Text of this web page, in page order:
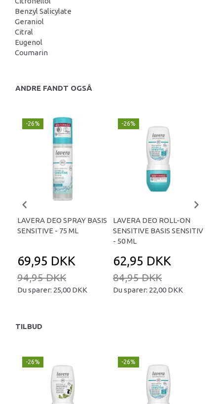
Benzyl Salicylate
Geraniol
Citral
Eugenol
Coumarin
ANDRE FANDT OGSÅ
-26%
LAVERA DEO SPRAY BASIS
SENSITIVE - 75 ML
69,95 DKK
94,95 DKK
Du sparer: 25,00 DKK
-26%
LAVERA DEO ROLL-ON
SENSITIVE BASIS SENSITIV
- 50 ML
62,95 DKK
84,95 DKK
Du sparer: 22,00 DKK
TILBUD
-26% -26%